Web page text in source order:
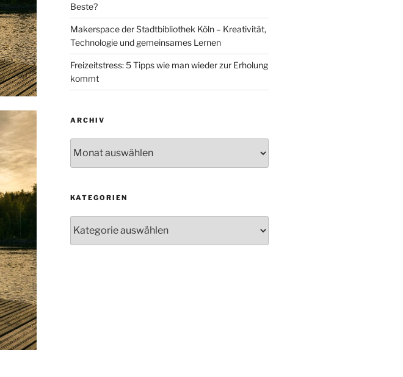
Beste?
Makerspace der Stadtbibliothek Köln – Kreativität,
Technologie und gemeinsames Lernen
Freizeitstress: 5 Tipps wie man wieder zur Erholung
kommt
ARCHIV
KATEGORIEN